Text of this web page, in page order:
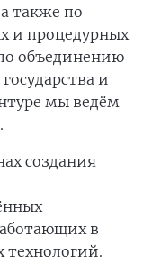
также по
и процедурных
объединению
и
мы ведём
создания
в
технологий.